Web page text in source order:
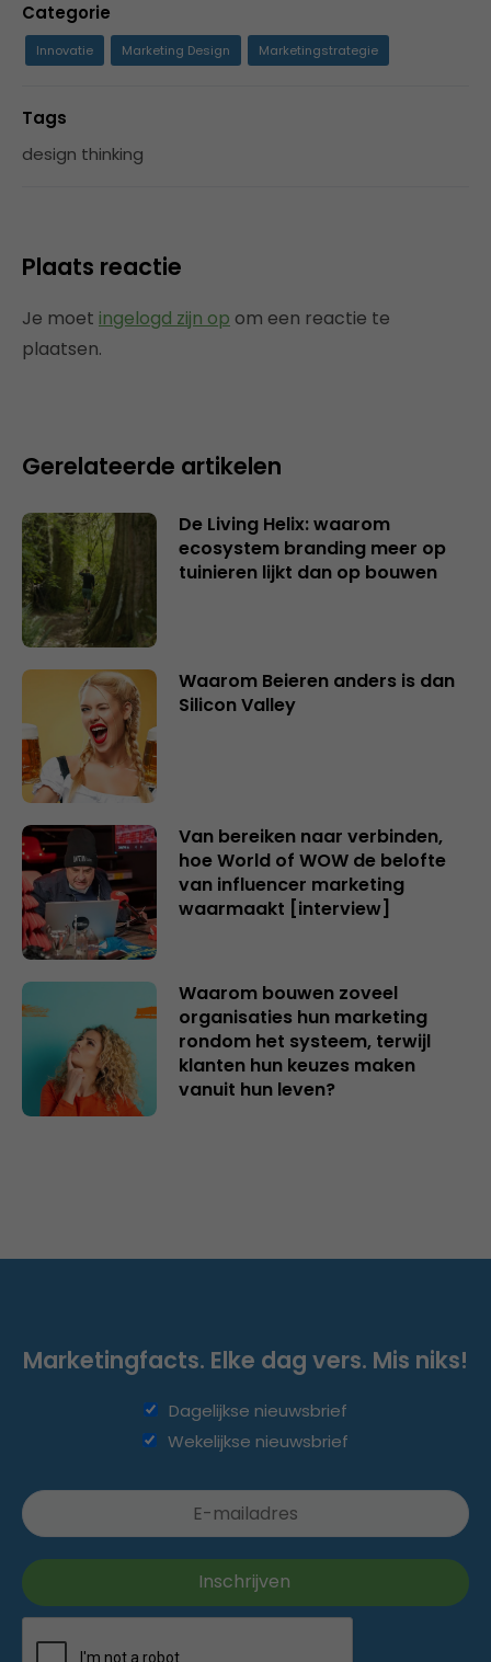
Categorie
Innovatie Marketing Design Marketingstrategie
Tags
design thinking
Plaats reactie
Je moet ingelogd zijn op om een reactie te
plaatsen.
Gerelateerde artikelen
De Living Helix: waarom
ecosystem branding meer op
tuinieren lijkt dan op bouwen
Waarom Beieren anders is dan
Silicon Valley
Van bereiken naar verbinden,
hoe World of WOW de belofte
van influencer marketing
waarmaakt [interview]
Waarom bouwen zoveel
organisaties hun marketing
rondom het systeem, terwijl
klanten hun keuzes maken
vanuit hun leven?
Marketingfacts. Elke dag vers. Mis niks!
Dagelijkse nieuwsbrief
Wekelijkse nieuwsbrief